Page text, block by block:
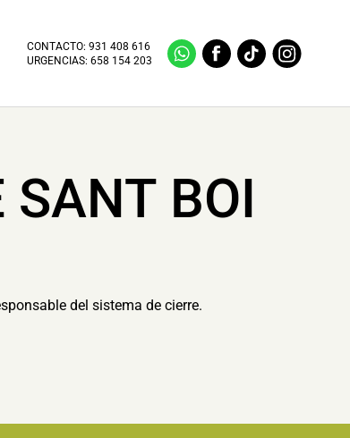
CONTACTO:931 408 616
URGENCIAS:658 154 203
SANT BOI
del sistema de cierre.